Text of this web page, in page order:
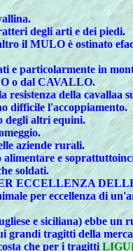
degli arti e dei piedi.
il MULO è ostinato
e particolarmente in
o dal CAVALLO.
resistenza della cavallaa
difficile l'accoppiamento.
degli altri equini.
aziende rurali.
e
soldati.
ECCELLENZA
per eccellenza di
e siciliana) ebbe un
grandi tragitti della
che per i tragitti